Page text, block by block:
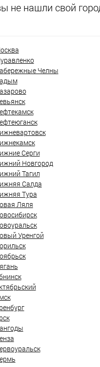
нашли свой
Челны
Серги
Новгород
Тагил
Салда
Тура
Ляля
Уренгой